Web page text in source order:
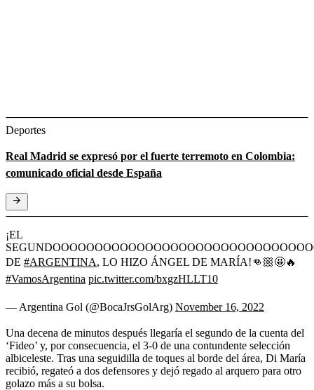
Deportes
Real Madrid se expresó por el fuerte terremoto en Colombia:
comunicado oficial desde España
¡EL
DE #ARGENTINA, LO HIZO ÁNGEL DE MARÍA!👊🏼🤩🔥
#VamosArgentina pic.twitter.com/bxgzHLLT10
— Argentina Gol (@BocaJrsGolArg) November 16, 2022
Una decena de minutos después llegaría el segundo de la cuenta del
‘Fideo’ y, por consecuencia, el 3-0 de una contundente selección
albiceleste. Tras una seguidilla de toques al borde del área, Di María
recibió, regateó a dos defensores y dejó regado al arquero para otro
golazo más a su bolsa.